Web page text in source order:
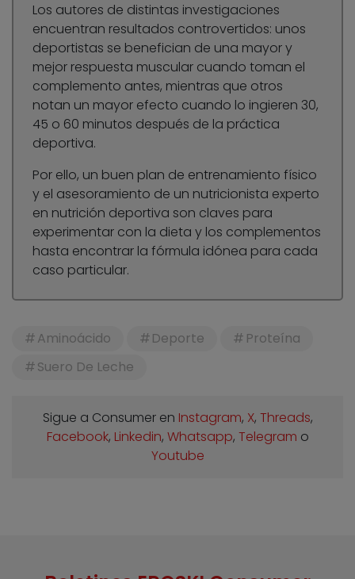
Los autores de distintas investigaciones
encuentran resultados controvertidos: unos
deportistas se benefician de una mayor y
mejor respuesta muscular cuando toman el
complemento antes, mientras que otros
notan un mayor efecto cuando lo ingieren 30,
45 o 60 minutos después de la práctica
deportiva.
Por ello, un buen plan de entrenamiento físico
y el asesoramiento de un nutricionista experto
en nutrición deportiva son claves para
experimentar con la dieta y los complementos
hasta encontrar la fórmula idónea para cada
caso particular.
Aminoácido Deporte
Proteína
Suero De Leche
Sigue a Consumer en Instagram, X, Threads,
Facebook, Linkedin, Whatsapp, Telegram o
Youtube